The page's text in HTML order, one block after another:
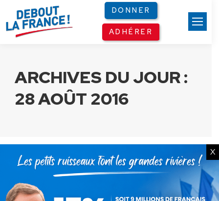
DONNER
ADHÉRER
ARCHIVES DU JOUR :
28 AOÛT 2016
X
Panneau de gestion des cookies